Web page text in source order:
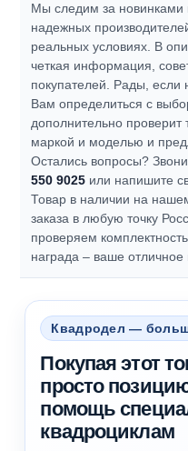
Мы следим за новинками
надежных
реальных условиях. В
четкая информация,
покупателей. Рады, если
Вам определиться с
дополнительно
маркой и моделью и
Остались вопросы?
550 9025 или напишите
Товар в наличии на
заказа в любую точку
проверяем
награда – ваше отличное
Квадродел —
Покупая этот
просто
помощь
квадроциклам